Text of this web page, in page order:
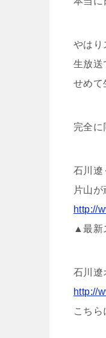
やはり
生放送
せめて
完全
石川遼
片山
http://
▲最新
石川遼
http://
こちら